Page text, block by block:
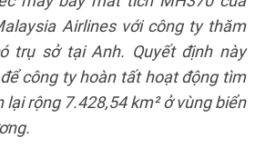
Airlines với công ty thăm
trụ sở tại Anh. Quyết định này
công ty hoàn tất hoạt động tìm
rộng 7.428,54 km² ở vùng biển